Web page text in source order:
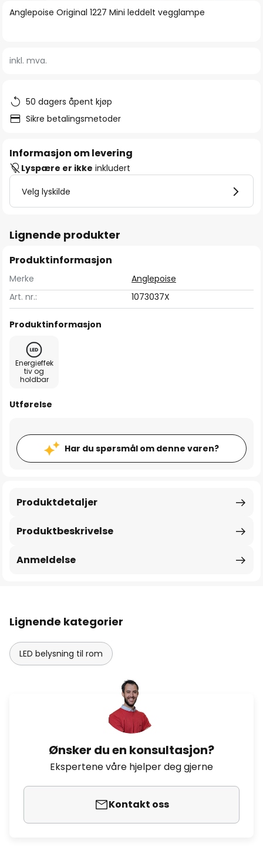
Gå
bildegalleri
Anglepoise Original 1227 Mini leddelt vegglampe
inkl. mva.
50 dagers åpent kjøp
Sikre betalingsmetoder
Informasjon om levering
Lyspære er ikke inkludert
Velg lyskilde
Lignende produkter
Produktinformasjon
Merke
Anglepoise
Art. nr.:
1073037X
Produktinformasjon
Energieffek
tiv og
holdbar
Utførelse
Har du spørsmål om denne varen?
Produktbeskrivelse
Produktdetaljer
Anmeldelse
Lignende kategorier
LED belysning til rom
Ønsker du en konsultasjon?
Ekspertene våre hjelper deg gjerne
Kontakt oss